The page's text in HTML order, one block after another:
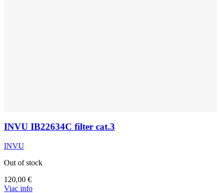
INVU IB22634C filter cat.3
INVU
Out of stock
120,00 €
Viac info